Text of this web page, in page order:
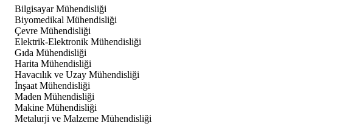
Bilgisayar Mühendisliği
Biyomedikal Mühendisliği
Çevre Mühendisliği
Elektrik-Elektronik Mühendisliği
Gıda Mühendisliği
Harita Mühendisliği
Havacılık ve Uzay Mühendisliği
İnşaat Mühendisliği
Maden Mühendisliği
Makine Mühendisliği
Metalurji ve Malzeme Mühendisliği